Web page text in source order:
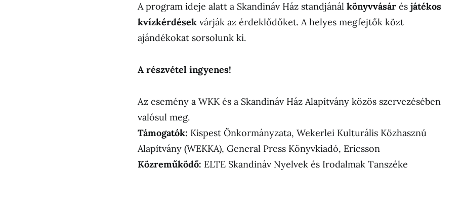
A program ideje alatt a Skandináv Ház standjánál könyvvásár és játékos
kvízkérdések várják az érdeklődőket. A helyes megfejtők közt
ajándékokat sorsolunk ki.
A részvétel ingyenes!
Az esemény a WKK és a Skandináv Ház Alapítvány közös szervezésében
valósul meg.
Támogatók: Kispest Önkormányzata, Wekerlei Kulturális Közhasznú
Alapítvány (WEKKA), General Press Könyvkiadó, Ericsson
Közreműködő: ELTE Skandináv Nyelvek és Irodalmak Tanszéke